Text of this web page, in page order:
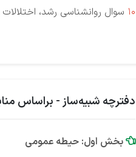
10 سوال روانشناسی رشد، اختلالات
دفترچه شبیه‌ساز - براساس منابع
 بخش اول: حیطه عمومی